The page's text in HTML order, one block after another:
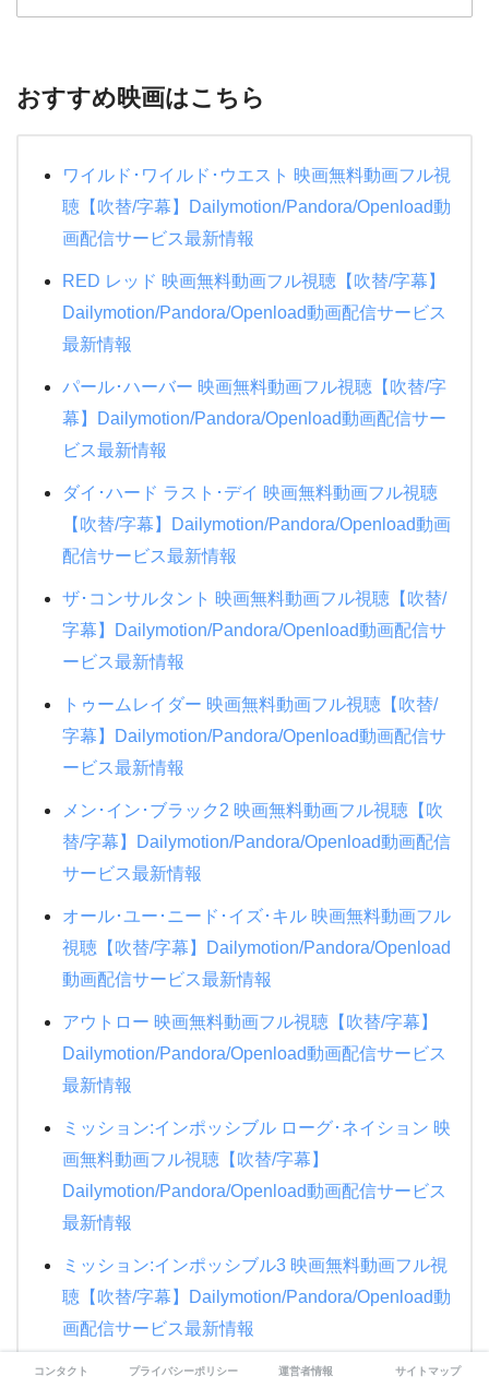
特捜戦隊デカレンジャー 10 YEARS AFTER
ハリーポッターと賢者の石
ハリーポッターと炎のゴブレット
ミュージアム
DEATH NOTE デスノート
悪の教典
パイレーツオブカリビアン/最後の海賊
悲しき天使
ゴジラキングオブモンスターズ
ダブルフェイス 潜入者
NANA
トモダチゲーム
イジング
もののけ姫
天空の城ラピュタ
アナと雪の女王２
タッチ
ギブリーズ episode2
紅の豚
クレヨンしんちゃん 電撃!ブタのヒヅメ大作戦
絶対零度シーズン4
ＰＵ－ＰＵ－ＰＵ－
教場
24時間TV 2015 ドラマSP 母さん、俺は大丈夫
僕の生きる道
生まれる。
半沢直樹
恋におちたら~僕の成功の秘密~
ナニワ金融道
時をかける少女
ATARU SP ニューヨークからの挑戦状!!
赤めだか
相棒シーズン18
おすすめ映画はこちら
ワイルド･ワイルド･ウエスト 映画無料動画フル視
聴【吹替/字幕】Dailymotion/Pandora/Openload動
画配信サービス最新情報
RED レッド 映画無料動画フル視聴【吹替/字幕】
Dailymotion/Pandora/Openload動画配信サービス
最新情報
パール･ハーバー 映画無料動画フル視聴【吹替/字
幕】Dailymotion/Pandora/Openload動画配信サー
ビス最新情報
ダイ･ハード ラスト･デイ 映画無料動画フル視聴
【吹替/字幕】Dailymotion/Pandora/Openload動画
配信サービス最新情報
ザ･コンサルタント 映画無料動画フル視聴【吹替/
字幕】Dailymotion/Pandora/Openload動画配信サ
ービス最新情報
トゥームレイダー 映画無料動画フル視聴【吹替/
字幕】Dailymotion/Pandora/Openload動画配信サ
ービス最新情報
メン･イン･ブラック2 映画無料動画フル視聴【吹
替/字幕】Dailymotion/Pandora/Openload動画配信
サービス最新情報
オール･ユー･ニード･イズ･キル 映画無料動画フル
視聴【吹替/字幕】Dailymotion/Pandora/Openload
動画配信サービス最新情報
アウトロー 映画無料動画フル視聴【吹替/字幕】
Dailymotion/Pandora/Openload動画配信サービス
最新情報
ミッション:インポッシブル ローグ･ネイション 映
画無料動画フル視聴【吹替/字幕】
Dailymotion/Pandora/Openload動画配信サービス
最新情報
ミッション:インポッシブル3 映画無料動画フル視
聴【吹替/字幕】Dailymotion/Pandora/Openload動
画配信サービス最新情報
フォードvsフェラーリ 映画無料動画フル視聴！
コンタクト プライバシーポリシー 運営者情報 サイトマップ